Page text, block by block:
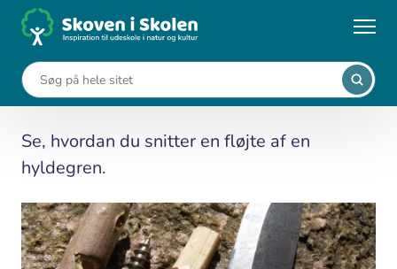
... Aktiviteter Hyldefløjte
Hyldefløjte
Se, hvordan du snitter en fløjte af en
hyldegren.